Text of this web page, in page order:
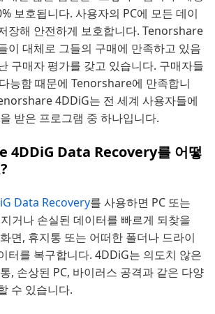
보호됩니다. 사용자의 PC에 모든 데이
장해 안전하게 보호합니다. Tenorshare
이 대체로 그들의 구매에 만족하고 있음
구매자 평가를 갖고 있습니다. 구매자들
능함 때문에 Tenorshare에 만족합니
4DDiG는 전 세계 사용자들에
받은 프로그램 중 하나입니다.
4DDiG Data Recovery를 어떻
Data Recovery를 사용하면 PC 또는
거나 손실된 데이터를 빠르게 되찾을
면, 휴지통 또는 어떠한 폴더나 드라이
터를 복구합니다. 4DDiG는 의도치 않은
, 손상된 PC, 바이러스 공격과 같은 다양
수 있습니다.